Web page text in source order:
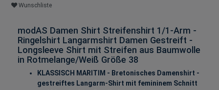
Wunschliste
modAS Damen Shirt Streifenshirt 1/1-Arm -
Ringelshirt Langarmshirt Damen Gestreift -
Longsleeve Shirt mit Streifen aus Baumwolle
in Rotmelange/Weiß Größe 38
KLASSISCH MARITIM - Bretonisches Damenshirt -
gestreiftes Langarm-Shirt mit femininem Schnitt